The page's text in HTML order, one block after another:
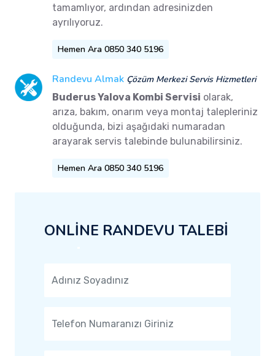
tamamlıyor, ardından adresinizden
ayrılıyoruz.
Hemen Ara 0850 340 5196
Randevu Almak Çözüm Merkezi Servis Hizmetleri
Buderus Yalova Kombi Servisi olarak,
arıza, bakım, onarım veya montaj talepleriniz
olduğunda, bizi aşağıdaki numaradan
arayarak servis talebinde bulunabilirsiniz.
Hemen Ara 0850 340 5196
ONLİNE RANDEVU TALEBİ